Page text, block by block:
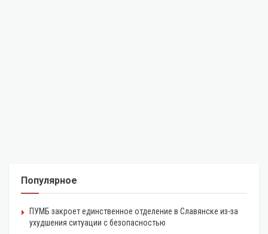
Популярное
ПУМБ закроет единственное отделение в Славянске из-за
ухудшения ситуации с безопасностью